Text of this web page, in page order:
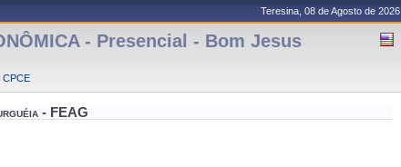
Teresina, 08 de Agosto de 2026
- Presencial - Bom Jesus
CPCE
- FEAG